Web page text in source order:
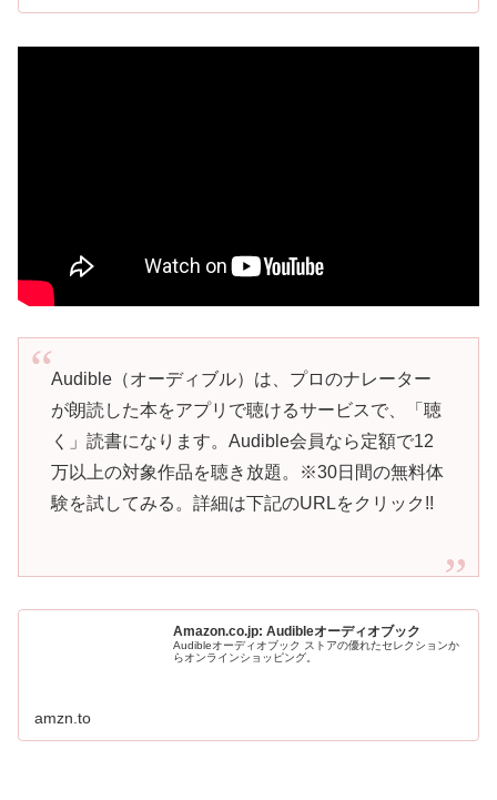
Audible（オーディブル）は、プロのナレーター
が朗読した本をアプリで聴けるサービスで、「聴
く」読書になります。Audible会員なら定額で12
万以上の対象作品を聴き放題。※30日間の無料体
験を試してみる。詳細は下記のURLをクリック!!
Amazon.co.jp: Audibleオーディオブック
Audibleオーディオブック ストアの優れたセレクションか
らオンラインショッピング。
amzn.to